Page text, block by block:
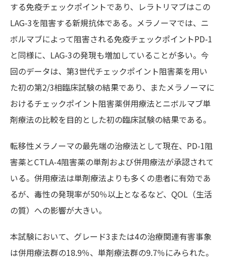
する免疫チェックポイントであり、レラトリマブはこの
LAG-3を阻害する新規抗体である。メラノーマでは、ニ
ボルマブによって阻害される免疫チェックポイントPD-1
と同様に、LAG-3の発現も増加していることが多い。今
回のデータは、第3世代チェックポイント阻害薬を用い
た初の第2/3相臨床試験の結果であり、またメラノーマに
おけるチェックポイント阻害薬併用療法とニボルマブ単
剤療法の比較を目的とした初の臨床試験の結果である。
転移性メラノーマの最先端の治療法として現在、PD-1阻
害薬とCTLA-4阻害薬の単剤および併用療法が承認されて
いる。併用療法は単剤療法よりも多くの患者に有効であ
るが、毒性の発現率が50％以上となるなど、QOL（生活
の質）への影響が大きい。
本試験において、グレード3または4の治療関連有害事象
は併用療法群の18.9％、単剤療法群の9.7％にみられた。